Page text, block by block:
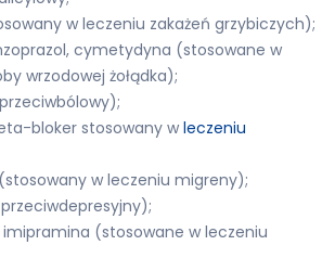
w leczeniu zakażeń grzybiczych);
cymetydyna (stosowane w
wrzodowej żołądka);
bloker stosowany w leczeniu
w leczeniu migreny);
(stosowane w leczeniu